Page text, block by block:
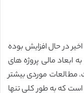
در حال افزایش بوده
ابعاد مالی پروژه های
مطالعات موردی بیشتر
60 درصد) بوده است که به طور کلی تنها